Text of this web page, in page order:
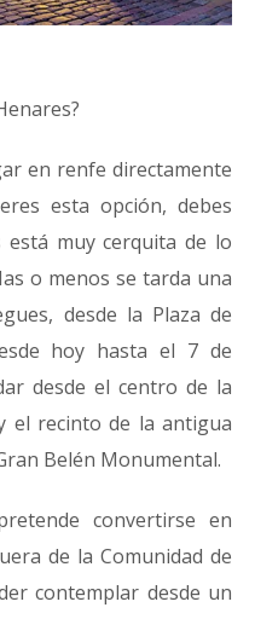
en renfe directamente
esta opción, debes
está muy cerquita de lo
o menos se tarda una
desde la Plaza de
hoy hasta el 7 de
desde el centro de la
el recinto de la antigua
Belén Monumental.
convertirse en
de la Comunidad de
contemplar desde un